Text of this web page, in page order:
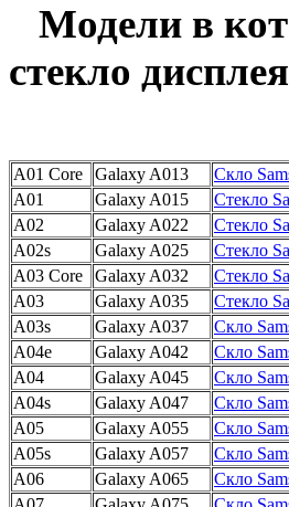
Модели в
стекло
A01 Core Galaxy A013 Скло
A01
Galaxy A015 Стекло
A02
Galaxy A022 Стекло
A02s
Galaxy A025 Стекло
A03 Core
Galaxy A032 Стекло
A03
Galaxy A035 Стекло
A03s
Galaxy A037 Cкло
A04e
Galaxy A042 Скло
A04
Galaxy A045 Скло
A04s
Galaxy A047 Скло
A05
Galaxy A055 Скло
A05s
Galaxy A057 Скло
A06
Galaxy A065 Скло